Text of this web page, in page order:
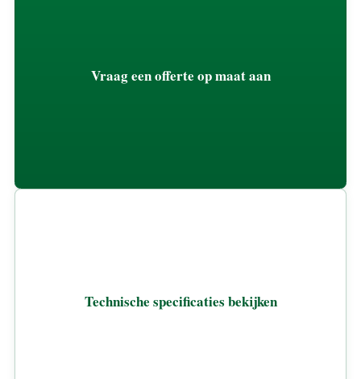
Vraag een offerte op maat aan
Technische specificaties bekijken